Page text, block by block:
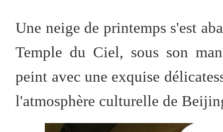
Une neige de printemps s'est
Temple du Ciel, sous son
peint avec une exquise
l'atmosphère culturelle de